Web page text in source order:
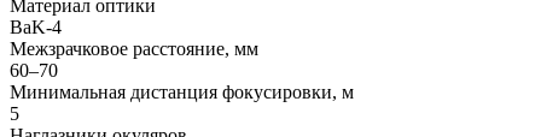
Материал оптики
BaK-4
Межзрачковое расстояние, мм
60–70
Минимальная дистанция фокусировки, м
5